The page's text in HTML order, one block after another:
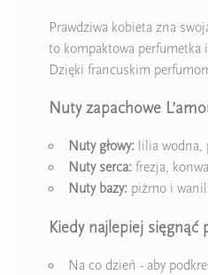
Prawdziwa kobieta zna
to kompaktowa perfumetka
Dzięki francuskim
Nuty zapachowe
Nuty głowy: lilia
Nuty serca: frezja,
Nuty bazy: piżmo i
Kiedy najlepiej sięgnąć
Na co dzień - aby
Ean13